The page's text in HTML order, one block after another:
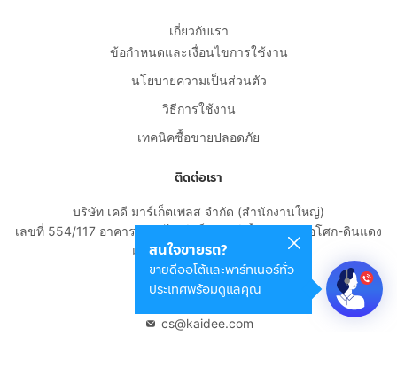
สนใจขายรถ?
ขายดีออโต้และพาร์ทเนอร์ทั่ว
ประเทศพร้อมดูแลคุณ
เกี่ยวกับเรา
ข้อกำหนดและเงื่อนไขการใช้งาน
นโยบายความเป็นส่วนตัว
วิธีการใช้งาน
เทคนิคซื้อขายปลอดภัย
ติดต่อเรา
บริษัท เคดี มาร์เก็ตเพลส จำกัด (สำนักงานใหญ่)
เลขที่ 554/117 อาคารสกายไนน์ เซ็นเตอร์ ชั้น 22 ถนนอโศก-ดินแดง
แขวงดินแดง เขตดินแดง
กรุงเทพมหานคร 10400
cs@kaidee.com